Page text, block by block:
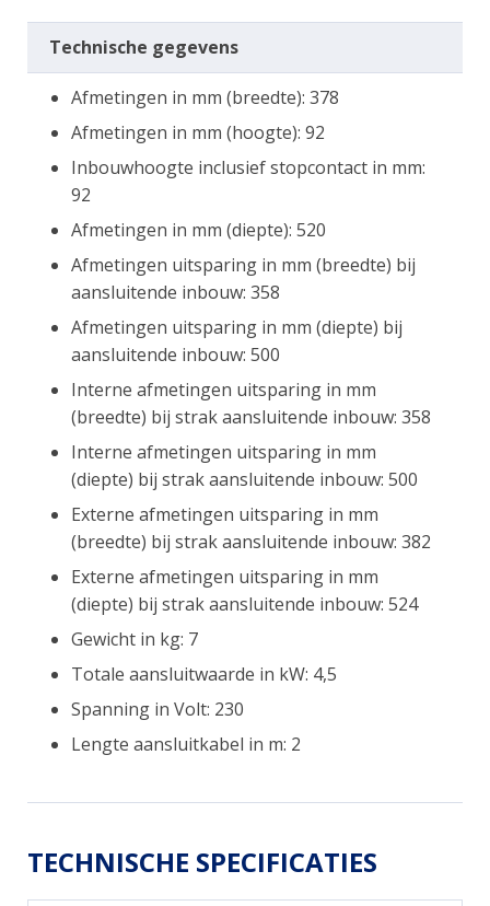
Technische gegevens
Afmetingen in mm (breedte): 378
Afmetingen in mm (hoogte): 92
Inbouwhoogte inclusief stopcontact in mm:
92
Afmetingen in mm (diepte): 520
Afmetingen uitsparing in mm (breedte) bij
aansluitende inbouw: 358
Afmetingen uitsparing in mm (diepte) bij
aansluitende inbouw: 500
Interne afmetingen uitsparing in mm
(breedte) bij strak aansluitende inbouw: 358
Interne afmetingen uitsparing in mm
(diepte) bij strak aansluitende inbouw: 500
Externe afmetingen uitsparing in mm
(breedte) bij strak aansluitende inbouw: 382
Externe afmetingen uitsparing in mm
(diepte) bij strak aansluitende inbouw: 524
Gewicht in kg: 7
Totale aansluitwaarde in kW: 4,5
Spanning in Volt: 230
Lengte aansluitkabel in m: 2
TECHNISCHE SPECIFICATIES